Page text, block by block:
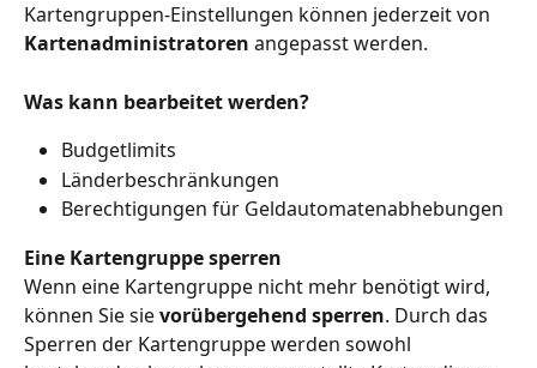
Kartengruppen-Einstellungen können jederzeit von
Kartenadministratoren angepasst werden.
Was kann bearbeitet werden?
Budgetlimits
Länderbeschränkungen
Berechtigungen für Geldautomatenabhebungen
Eine Kartengruppe sperren
Wenn eine Kartengruppe nicht mehr benötigt wird,
können Sie sie vorübergehend sperren. Durch das
Sperren der Kartengruppe werden sowohl